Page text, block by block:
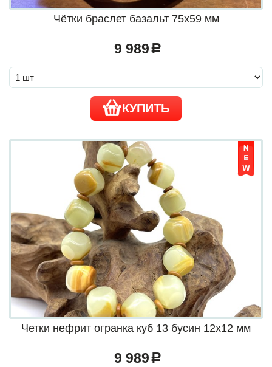
Чётки браслет базальт 75х59 мм
9 989 a
КУПИТЬ
Четки нефрит огранка куб 13 бусин 12х12 мм
9 989 a